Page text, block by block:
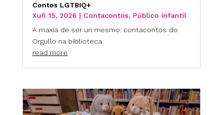
Contos LGTBIQ+
Xuñ 15, 2026 | Contacontos, Público infantil
A maxia de ser un mesmo: contacontos do
Orgullo na biblioteca
read more